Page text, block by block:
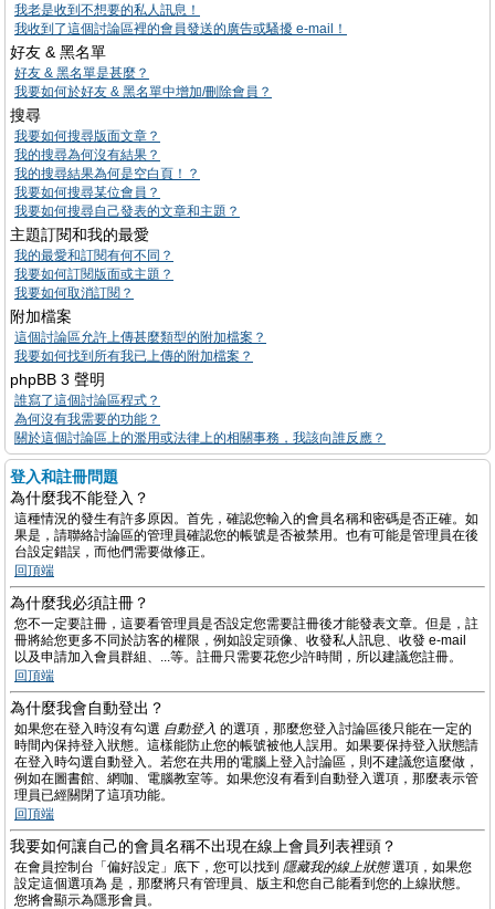
我老是收到不想要的私人訊息！
我收到了這個討論區裡的會員發送的廣告或騷擾 e-mail！
好友 & 黑名單
好友 & 黑名單是甚麼？
我要如何於好友 & 黑名單中增加/刪除會員？
搜尋
我要如何搜尋版面文章？
我的搜尋為何沒有結果？
我的搜尋結果為何是空白頁！？
我要如何搜尋某位會員？
我要如何搜尋自己發表的文章和主題？
主題訂閱和我的最愛
我的最愛和訂閱有何不同？
我要如何訂閱版面或主題？
我要如何取消訂閱？
附加檔案
這個討論區允許上傳甚麼類型的附加檔案？
我要如何找到所有我已上傳的附加檔案？
phpBB 3 聲明
誰寫了這個討論區程式？
為何沒有我需要的功能？
關於這個討論區上的濫用或法律上的相關事務，我該向誰反應？
登入和註冊問題
為什麼我不能登入？
這種情況的發生有許多原因。首先，確認您輸入的會員名稱和密碼是否正確。如
果是，請聯絡討論區的管理員確認您的帳號是否被禁用。也有可能是管理員在後
台設定錯誤，而他們需要做修正。
回頂端
為什麼我必須註冊？
您不一定要註冊，這要看管理員是否設定您需要註冊後才能發表文章。但是，註
冊將給您更多不同於訪客的權限，例如設定頭像、收發私人訊息、收發 e-mail
以及申請加入會員群組、...等。註冊只需要花您少許時間，所以建議您註冊。
回頂端
為什麼我會自動登出？
如果您在登入時沒有勾選 自動登入 的選項，那麼您登入討論區後只能在一定的
時間內保持登入狀態。這樣能防止您的帳號被他人誤用。如果要保持登入狀態請
在登入時勾選自動登入。若您在共用的電腦上登入討論區，則不建議您這麼做，
例如在圖書館、網咖、電腦教室等。如果您沒有看到自動登入選項，那麼表示管
理員已經關閉了這項功能。
回頂端
我要如何讓自己的會員名稱不出現在線上會員列表裡頭？
在會員控制台「偏好設定」底下，您可以找到 隱藏我的線上狀態選項，如果您
設定這個選項為 是 ，那麼將只有管理員、版主和您自己能看到您的上線狀態。
您將會顯示為隱形會員。